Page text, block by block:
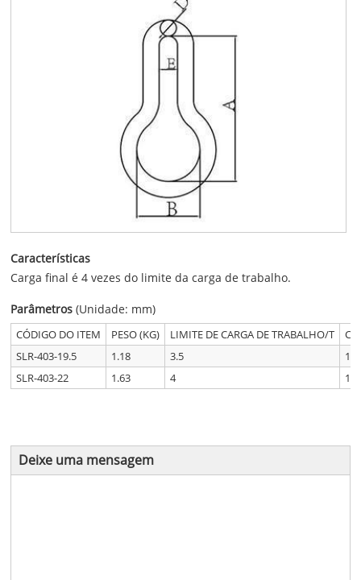
Características
Carga final é 4 vezes do limite da carga de trabalho.
Parâmetros (Unidade: mm)
CÓDIGO DO ITEM PESO (KG) LIMITE DE CARGA DE TRABALHO/T
SLR-403-19.5
1.18 3.5
14
SLR-403-22
1.63 4 16
Deixe uma mensagem